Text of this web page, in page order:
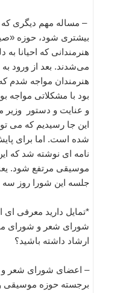
– مساله مهم دیگری که
بیشتری شود، حوزه
هنرمندانی که احیانا
می‌شدند. بعد از ورود
هنرمندان مواجه شدم که
بود با مشکلاتی مواجه
و عنایت و دستور وزیر
این جا رسیدیم که می
شده است. اما برای
نامه ای نوشته شد که
موسیقی مرتفع شود.
جلسه این شورا روز سه شنبه ۲۵ اسفند ماه
*تمایل دارید معرفی
شورای شعر و شورای
ارشاد داشته باشید؟
– اعضای شورای شعر و
برجسته حوزه موسیقی و